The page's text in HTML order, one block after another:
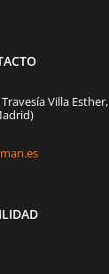
Villa Esther,